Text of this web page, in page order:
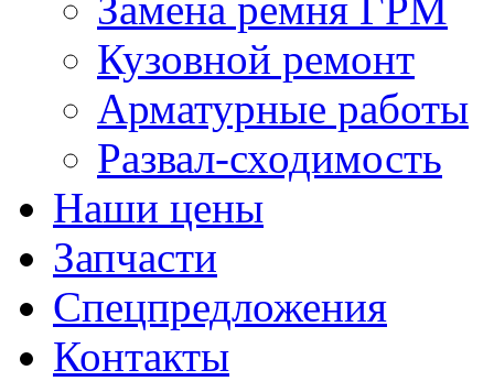
Кузовной ремонт
Арматурные работы
Развал-сходимость
Наши цены
Запчасти
Спецпредложения
Контакты